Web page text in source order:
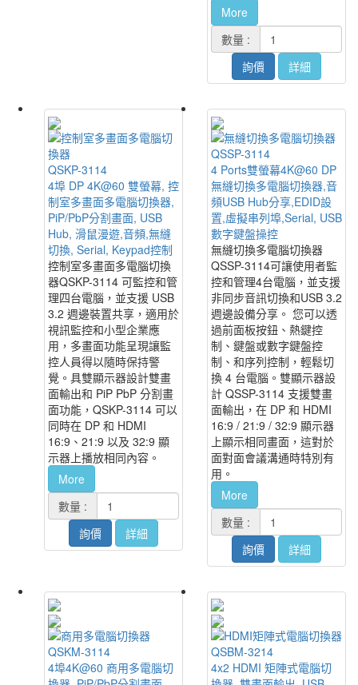
More
數量 :
詢價
詳細
QSKP-3114
4埠 DP 4K@60 雙螢幕, 控
制室多畫面多電腦切換器,
PiP/PbP分割畫面, USB
Hub, 滑鼠漫遊,音頻,無縫
切換, Serial, Keypad控制
控制室多畫面多電腦切換
器QSKP-3114 可監控和管
理四台電腦，並支援 USB
3.2 週邊裝置共享，適用於
視訊監控和小型企業應
用，多畫面功能呈現讓監
控人員得以隨時保持警
覺。具雙顯示器設計雙畫
面輸出和 PiP PbP 分割畫
面功能，QSKP-3114 可以
同時在 DP 和 HDMI
16:9、21:9 以及 32:9 顯
示器上播放相同內容。
More
數量 :
詢價
詳細
QSSP-3114
4 Ports雙螢幕4K@60 DP
無縫切換多電腦切換器,音
頻USB Hub分享,EDID設
置,虛擬串列埠,Serial, USB
數字鍵盤操控
無縫切換多電腦切換器
QSSP-3114可讓使用者監
控和管理4台電腦，並支援
非同步音訊切換和USB 3.2
週邊設備分享。 您可以透
過前面板按鈕、熱鍵控
制、鍵盤或數字鍵盤控
制、和序列控制，輕鬆切
換 4 台電腦。雙顯示器設
計 QSSP-3114 支援雙畫
面輸出，在 DP 和 HDMI
16:9 / 21:9 / 32:9 顯示器
上顯示相同畫面，這對於
面對面會議溝通時特別有
用。
More
數量 :
詢價
詳細
QSKM-3114
4埠4K@60 商用多電腦切
QSBM-3214
4x2 HDMI 矩陣式電腦切